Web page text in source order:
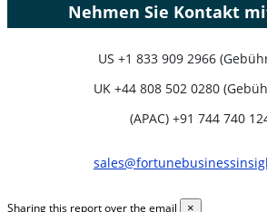
Nehmen Sie Kontakt
US +1 833 909 2966
UK +44 808 502 0280
(APAC) +91 744 740
Sharing this report over the email ×